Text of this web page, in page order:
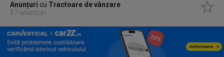
Anunțuri cu Tractoare de vânzare
57 anunțuri